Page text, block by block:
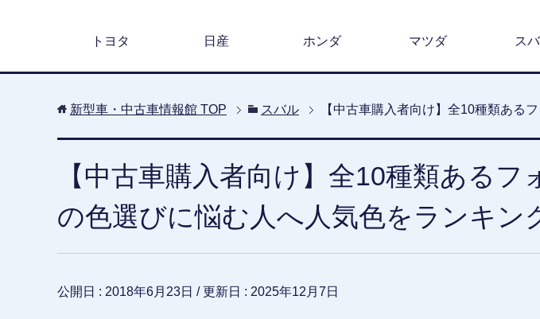
トヨタ 日産 ホンダ マツダ ス
新型車・中古車情報館 TOP スバル 【中古車購入者向け】全10種類ある
【中古車購入者向け】全10種類あるフ
の色選びに悩む人へ人気色をランキン
公開日 : 2018年6月23日 / 更新日 : 2025年12月7日